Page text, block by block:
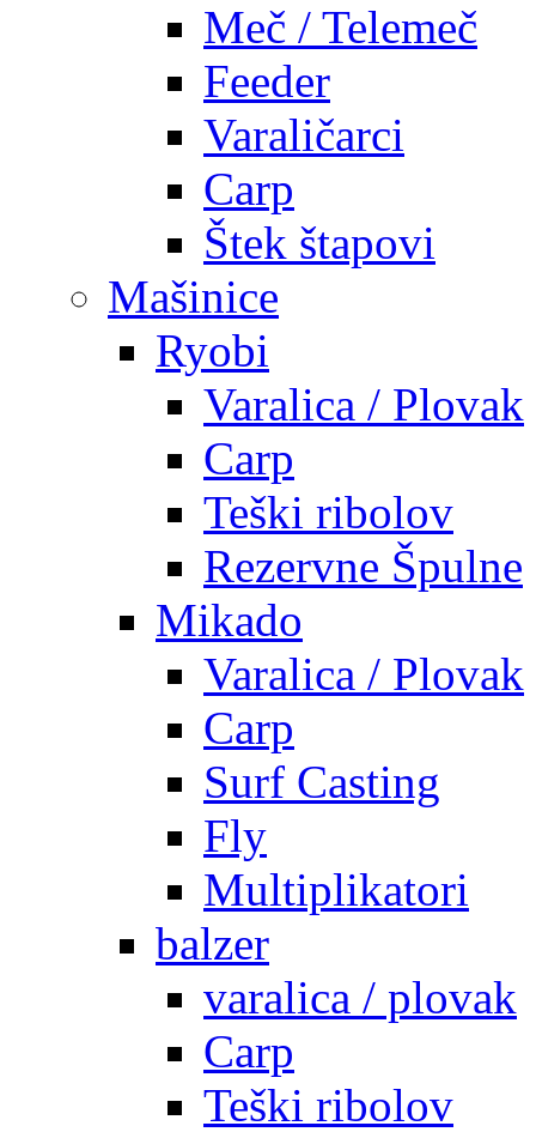
Meč / Telemeč
Feeder
Varaličarci
Carp
Štek štapovi
Mašinice
Ryobi
Varalica / Plovak
Carp
Teški ribolov
Rezervne Špulne
Mikado
Varalica / Plovak
Carp
Surf Casting
Fly
Multiplikatori
balzer
varalica / plovak
Carp
Teški ribolov